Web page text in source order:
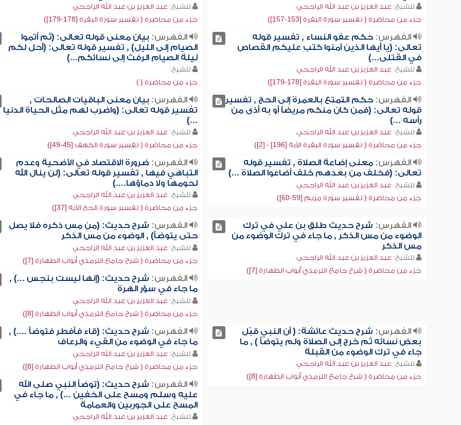
للشيخ: عبد العزيز بن عبد الله الراجحي
جزء من محاضرة ( تفسير سورة البقرة [153-157])
للشيخ: عبد العزيز بن عبد الله الراجحي
جزء من محاضرة ( تفسير سورة البقرة [178-179])
الفهرس:حكم عفو النساء , تفسير قوله
تعالى: (يا أيها الذين آمنوا كتب عليكم القصاص
في القتلى...)
للشيخ: عبد العزيز بن عبد الله الراجحي
جزء من محاضرة ( تفسير سورة البقرة [178-179])
الفهرس: بيان معنى قوله تعالى: (ثم أتموا
الصيام إلى الليل) , تفسير قوله تعالى: (أحل لكم
ليلة الصيام الرفث إلى نسائكم...)
للشيخ:
جزء من محاضرة ( )
الفهرس:حكم التمتع بالعمرة إلى الحج , تفسير
قوله تعالى: (فمن كان منكم مريضاً أو به أذى من
رأسه ...)
للشيخ: عبد العزيز بن عبد الله الراجحي
جزء من محاضرة ( تفسير سورة البقرة الآية [196] - [2])
الفهرس: بيان معنى الباقيات الصالحات ,
تفسير قوله تعالى: (واضرب لهم مثل الحياة الدنيا
...)
للشيخ: عبد العزيز بن عبد الله الراجحي
جزء من محاضرة ( تفسير سورة الكهف [45-49])
الفهرس:معنى إضاعة الصلاة , تفسير قوله
تعالى: (فخلف من بعدهم خلف أضاعوا الصلاة ...)
للشيخ: عبد العزيز بن عبد الله الراجحي
جزء من محاضرة ( تفسير سورة مريم [59-60])
الفهرس: ضرورة الاقتصاد في الأضحية وعدم
التباهي فيها , تفسير قوله تعالى: (لن ينال الله
لحومها ولا دماؤها....)
للشيخ: عبد العزيز بن عبد الله الراجحي
جزء من محاضرة ( تفسير سورة الحج الآية [37])
الفهرس: شرح حديث طلق بن علي في ترك
الوضوء من مس الذكر , ما جاء في ترك الوضوء من
مس الذكر
للشيخ: عبد العزيز بن عبد الله الراجحي
جزء من محاضرة ( شرح جامع الترمذي أبواب الطهارة [7])
الفهرس: شرح حديث: (من مس ذكره فلا يصل
حتى يتوضأ) , الوضوء من مس الذكر
للشيخ: عبد العزيز بن عبد الله الراجحي
جزء من محاضرة ( شرح جامع الترمذي أبواب الطهارة [7])
الفهرس: شرح حديث: (إنها ليست بنجس ...) ,
ما جاء في سؤر الهرة
للشيخ: عبد العزيز بن عبد الله الراجحي
جزء من محاضرة ( شرح جامع الترمذي أبواب الطهارة [8])
الفهرس: شرح حديث عائشة: ( أن النبي قبّل
بعض نسائه ثم خرج إلى الصلاة ولم يتوضأ ) , ما
جاء في ترك الوضوء من القبلة
للشيخ: عبد العزيز بن عبد الله الراجحي
جزء من محاضرة ( شرح جامع الترمذي أبواب الطهارة [8])
الفهرس: شرح حديث: (قاء فأفطر فتوضأ ....) ,
ما جاء في الوضوء من القيء والرعاف
للشيخ: عبد العزيز بن عبد الله الراجحي
جزء من محاضرة ( شرح جامع الترمذي أبواب الطهارة [8])
الفهرس: شرح حديث: (توضأ النبي صلى الله
عليه وسلم ومسح على الخفين ...) , ما جاء في
المسح على الجوربين والعمامة
للشيخ: عبد العزيز بن عبد الله الراجحي